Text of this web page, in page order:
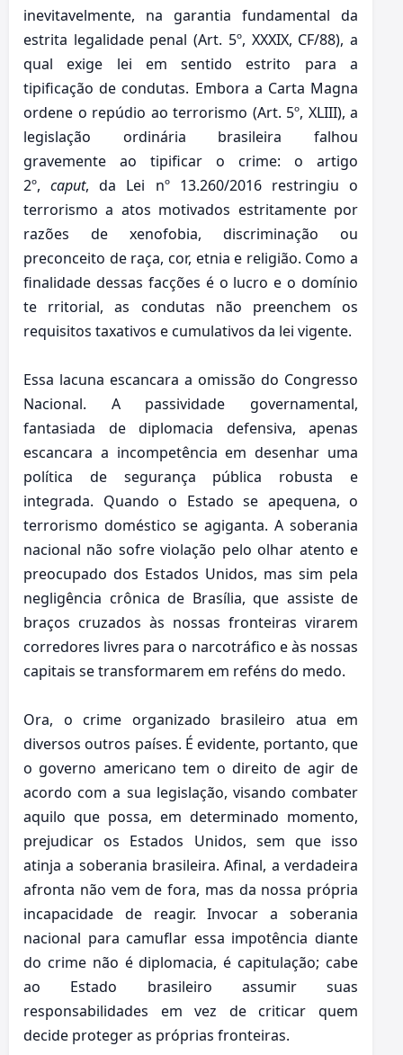
inevitavelmente, na garantia fundamental da
estrita legalidade penal (Art. 5º, XXXIX, CF/88), a
qual exige lei em sentido estrito para a
tipificação de condutas. Embora a Carta Magna
ordene o repúdio ao terrorismo (Art. 5º, XLIII), a
legislação ordinária brasileira falhou
gravemente ao tipificar o crime: o artigo
2º,caput, da Lei nº 13.260/2016 restringiu o
terrorismo a atos motivados estritamente por
razões de xenofobia, discriminação ou
preconceito de raça, cor, etnia e religião. Como a
finalidade dessas facções é o lucro e o domínio
te rritorial, as condutas não preenchem os
requisitos taxativos e cumulativos da lei vigente.
Essa lacuna escancara a omissão do Congresso
Nacional. A passividade governamental,
fantasiada de diplomacia defensiva, apenas
escancara a incompetência em desenhar uma
política de segurança pública robusta e
integrada. Quando o Estado se apequena, o
terrorismo doméstico se agiganta. A soberania
nacional não sofre violação pelo olhar atento e
preocupado dos Estados Unidos, mas sim pela
negligência crônica de Brasília, que assiste de
braços cruzados às nossas fronteiras virarem
corredores livres para o narcotráfico e às nossas
capitais se transformarem em reféns do medo.
Ora, o crime organizado brasileiro atua em
diversos outros países. É evidente, portanto, que
o governo americano tem o direito de agir de
acordo com a sua legislação, visando combater
aquilo que possa, em determinado momento,
prejudicar os Estados Unidos, sem que isso
atinja a soberania brasileira. Afinal, a verdadeira
afronta não vem de fora, mas da nossa própria
incapacidade de reagir. Invocar a soberania
nacional para camuflar essa impotência diante
do crime não é diplomacia, é capitulação; cabe
ao Estado brasileiro assumir suas
responsabilidades em vez de criticar quem
decide proteger as próprias fronteiras.